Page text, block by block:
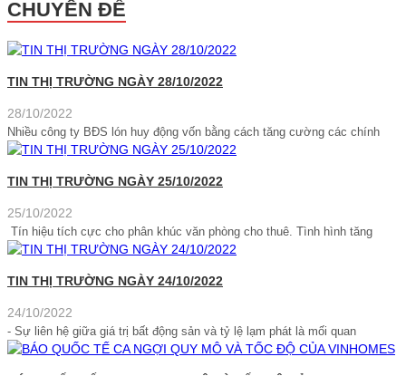
CHUYÊN ĐỀ
TIN THỊ TRƯỜNG NGÀY 28/10/2022
28/10/2022
Nhiều công ty BĐS lón huy động vốn bằng cách tăng cường các chính
TIN THỊ TRƯỜNG NGÀY 25/10/2022
25/10/2022
Tín hiệu tích cực cho phân khúc văn phòng cho thuê. Tình hình tăng
TIN THỊ TRƯỜNG NGÀY 24/10/2022
24/10/2022
- Sự liên hệ giữa giá trị bất động sản và tỷ lệ lạm phát là mối quan